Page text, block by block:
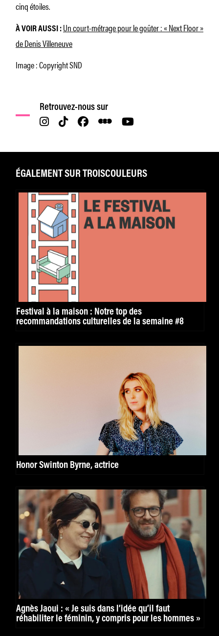
cinq étoiles.
À VOIR AUSSI : Un court-métrage pour le goûter : « Next Floor »
de Denis Villeneuve
Image : Copyright SND
Retrouvez-nous sur
ÉGALEMENT SUR TROISCOULEURS
Festival à la maison : Notre top des
recommandations culturelles de la semaine #8
Honor Swinton Byrne, actrice
Agnès Jaoui : « Je suis dans l’idée qu’il faut
réhabiliter le féminin, y compris pour les hommes »